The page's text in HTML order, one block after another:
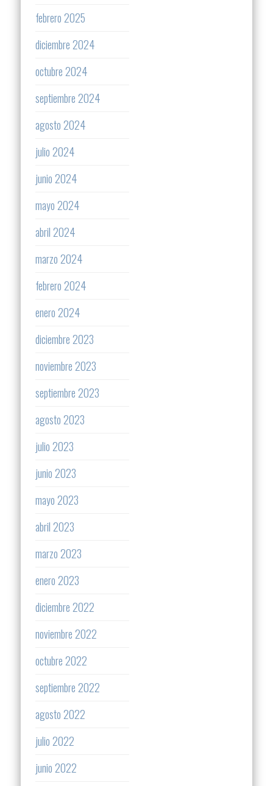
febrero 2025
diciembre 2024
octubre 2024
septiembre 2024
agosto 2024
julio 2024
junio 2024
mayo 2024
abril 2024
marzo 2024
febrero 2024
enero 2024
diciembre 2023
noviembre 2023
septiembre 2023
agosto 2023
julio 2023
junio 2023
mayo 2023
abril 2023
marzo 2023
enero 2023
diciembre 2022
noviembre 2022
octubre 2022
septiembre 2022
agosto 2022
julio 2022
junio 2022